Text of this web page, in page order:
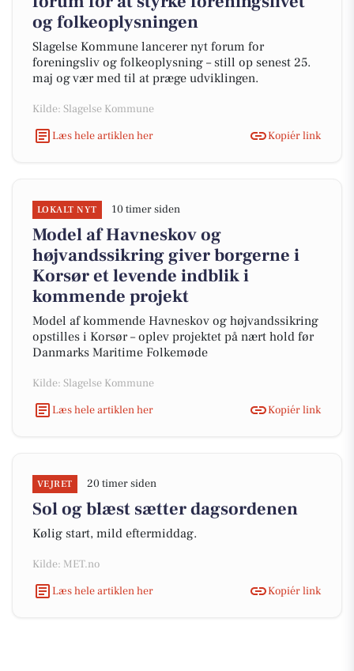
og folkeoplysningen
Slagelse Kommune lancerer nyt forum for
foreningsliv og folkeoplysning – still op senest 25.
maj og vær med til at præge udviklingen.
Kilde: Slagelse Kommune
Læs hele artiklen her
Kopiér link
LOKALT NYT 10 timer siden
Model af Havneskov og
højvandssikring giver borgerne i
Korsør et levende indblik i
kommende projekt
Model af kommende Havneskov og højvandssikring
opstilles i Korsør – oplev projektet på nært hold før
Danmarks Maritime Folkemøde
Kilde: Slagelse Kommune
Læs hele artiklen her
Kopiér link
VEJRET 20 timer siden
Sol og blæst sætter dagsordenen
Kølig start, mild eftermiddag.
Kilde: MET.no
Læs hele artiklen her
Kopiér link